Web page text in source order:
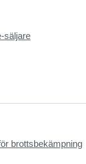
säljare
brottsbekämpning